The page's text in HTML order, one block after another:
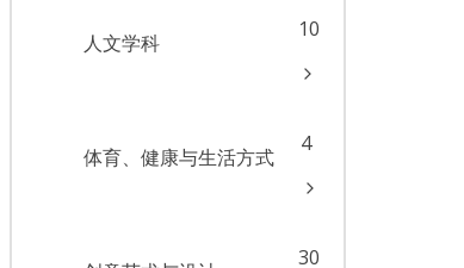
人文学科
10
体育、健康与生活方式
4
30